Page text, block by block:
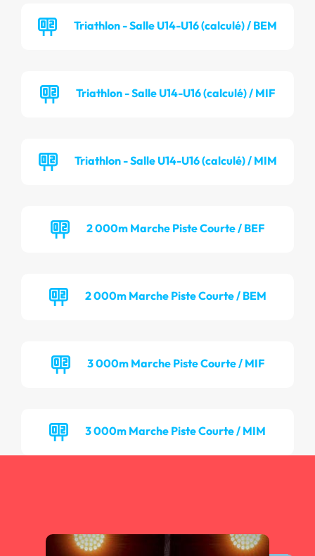
Triathlon - Salle U14-U16 (calculé) / BEM
Triathlon - Salle U14-U16 (calculé) / MIF
Triathlon - Salle U14-U16 (calculé) / MIM
2 000m Marche Piste Courte / BEF
2 000m Marche Piste Courte / BEM
3 000m Marche Piste Courte / MIF
3 000m Marche Piste Courte / MIM